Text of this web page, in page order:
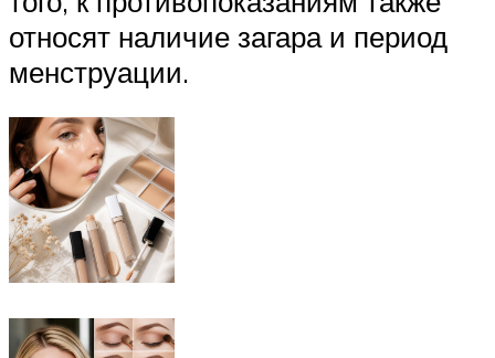
относят наличие загара и период
менструации.